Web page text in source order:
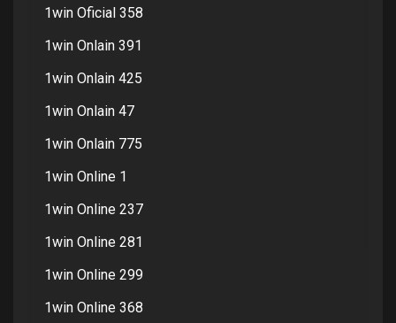
1win Oficial 358
1win Onlain 391
1win Onlain 425
1win Onlain 47
1win Onlain 775
1win Online 1
1win Online 237
1win Online 281
1win Online 299
1win Online 368